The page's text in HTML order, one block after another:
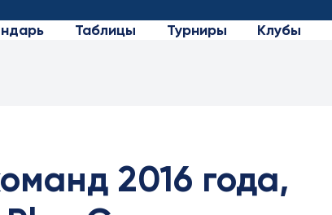
Таблицы Турниры Клубы
2016 года,